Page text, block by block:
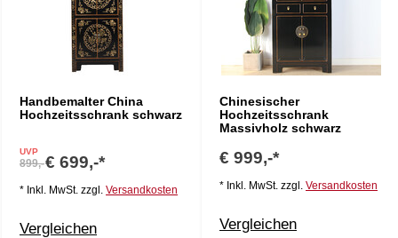
Handbemalter China
Hochzeitsschrank schwarz
UVP
899,-€ 699,-*
* Inkl. MwSt. zzgl. Versandkosten
Vergleichen
Chinesischer
Hochzeitsschrank
Massivholz schwarz
€ 999,-*
* Inkl. MwSt. zzgl. Versandkosten
Vergleichen